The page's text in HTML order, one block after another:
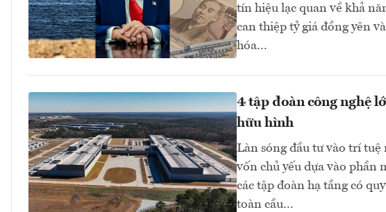
tín hiệu lạc quan về khả
can thiệp tỷ giá đồng yên
hóa...
4 tập đoàn công nghệ
hữu hình
Làn sóng đầu tư vào trí
vốn chủ yếu dựa vào phần
các tập đoàn hạ tầng có
toàn cầu...